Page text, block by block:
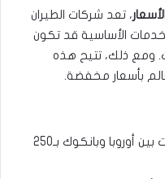
، تعد شركات الطيران
الأساسية قد تكون
ومع ذلك، تتيح هذه
بأسعار مخفضة.
: رحلات بين أوروبا وبانكوك بـ250